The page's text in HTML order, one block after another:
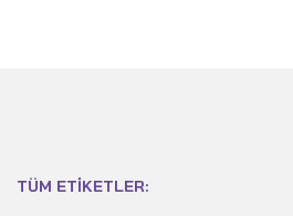
TÜM ETIKETLER: